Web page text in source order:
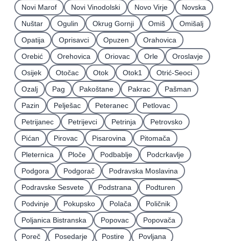
Novi Marof
Novi Vinodolski Novo Virje
Novska
Nuštar
Ogulin Okrug Gornji Omiš
Omišalj
Opatija
Oprisavci Opuzen
Orahovica
Orebić
Orehovica Oriovac Orle
Oroslavje
Osijek
Otočac Otok Otok1
Otrić-Seoci
Ozalj
Pag Pakoštane Pakrac
Pašman
Pazin
Pelješac Peteranec
Petlovac
Petrijanec
Petrijevci Petrinja
Petrovsko
Pićan
Pirovac Pisarovina
Pitomača
Pleternica
Ploče Podbablje
Podcrkavlje
Podgora
Podgorač
Podravska Moslavina
Podravske Sesvete
Podstrana
Podturen
Podvinje
Pokupsko Polača
Poličnik
Poljanica Bistranska
Popovac
Popovača
Poreč
Posedarje Postire
Povljana